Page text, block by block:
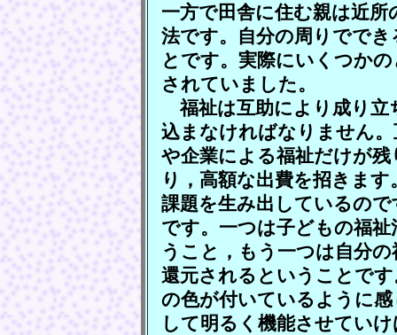
一方で田舎に住む親は近
法です。自分の周りでで
とです。実際にいくつか
されていました。
福祉は互助により成り立
込まなければなりません
や企業による福祉だけが
り，高額な出費を招きま
課題を生み出しているの
です。一つは子どもの福
うこと，もう一つは自分
還元されるということで
の色が付いているように
して明るく機能させてい